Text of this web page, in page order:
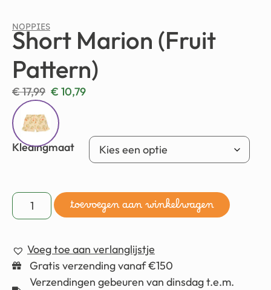
NOPPIES
Short Marion (Fruit
Pattern)
€17,99 € 10,79
Kledingmaat
toevoegen aan winkelwagen
Voeg toe aan verlanglijstje
Gratis verzending vanaf €150
Verzendingen gebeuren van dinsdag t.e.m.